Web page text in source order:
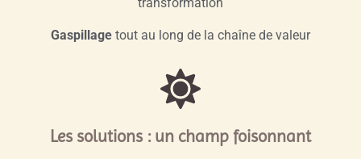
Gaspillage tout au long de la chaîne de valeur
Les solutions : un champ foisonnant